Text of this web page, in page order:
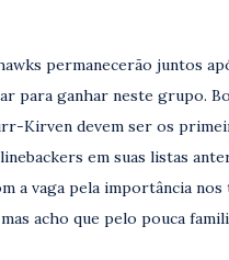
permanecerão juntos
para ganhar neste grupo.
Kirven devem ser os
em suas listas
a vaga pela importância
acho que pelo pouca